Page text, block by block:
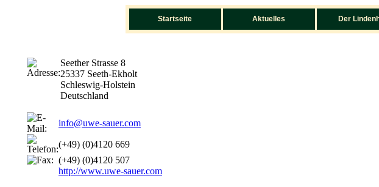
Startseite Aktuelles Der
Seether Strasse 8
25337 Seeth-Ekholt
Schleswig-Holstein
Deutschland
info@uwe-sauer.com
(+49) (0)4120 669
(+49) (0)4120 507
http://www.uwe-sauer.com